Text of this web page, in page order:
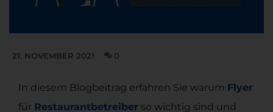
21. NOVEMBER 2021 0
In diesem Blogbeitrag erfahren Sie warum Flyer
für Restaurantbetreiber so wichtig sind und